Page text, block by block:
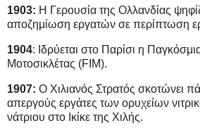
1903: Η Γερουσία της Ολλανδίας
αποζημίωση εργατών σε περίπτωση
1904: Ιδρύεται στο Παρίσι η
Μοτοσικλέτας (FIM).
1907: Ο Χιλιανός Στρατός σκοτώνει
απεργούς εργάτες των ορυχείων
νάτριου στο Ικίκε της Χιλής.